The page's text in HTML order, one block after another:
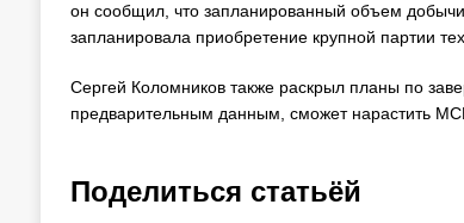
он сообщил, что запланированный объем
запланировала приобретение крупной партии
Сергей Коломников также раскрыл планы по
предварительным данным, сможет нарастить
Поделиться статьёй